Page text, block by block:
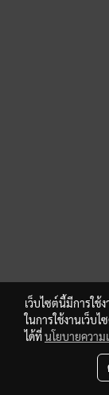
เว็บไซต์นี้มีการใ
ในการใช้งานเว็บ
ได้ที่นโยบายความ